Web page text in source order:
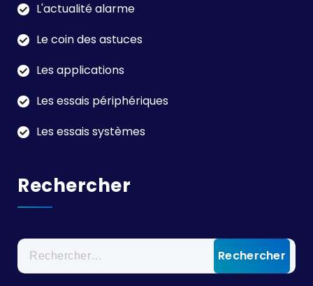
L'actualité alarme
Le coin des astuces
Les applications
Les essais périphériques
Les essais systèmes
Rechercher
Rechercher :